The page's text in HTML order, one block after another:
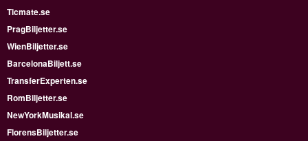
Ticmate.se
PragBiljetter.se
WienBiljetter.se
BarcelonaBiljett.se
TransferExperten.se
RomBiljetter.se
NewYorkMusikal.se
FlorensBiljetter.se